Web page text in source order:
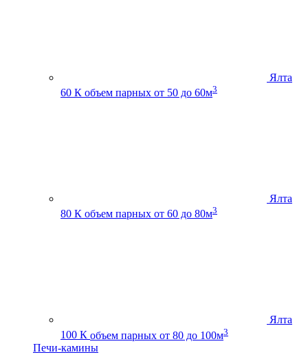
Ялта
60 К объем парных от 50 до 60м3
Ялта
80 К объем парных от 60 до 80м3
Ялта
100 К объем парных от 80 до 100м3
Печи-камины